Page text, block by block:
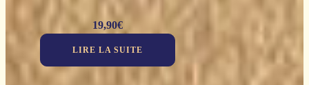
19,90€
LIRE LA SUITE